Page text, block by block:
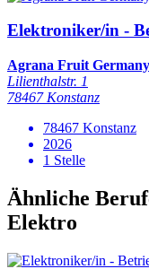
Elektroniker/in -
Agrana Fruit
Lilienthalstr. 1
78467 Konstanz
78467 Konstanz
2026
1 Stelle
Ähnliche
Elektro